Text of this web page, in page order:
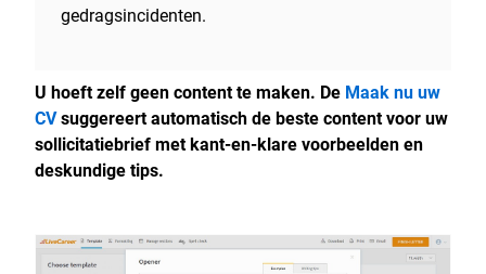
gedragsincidenten.
U hoeft zelf geen content te maken. De Maak nu uw
CVsuggereert automatisch de beste content voor uw
sollicitatiebrief met kant-en-klare voorbeelden en
deskundige tips.